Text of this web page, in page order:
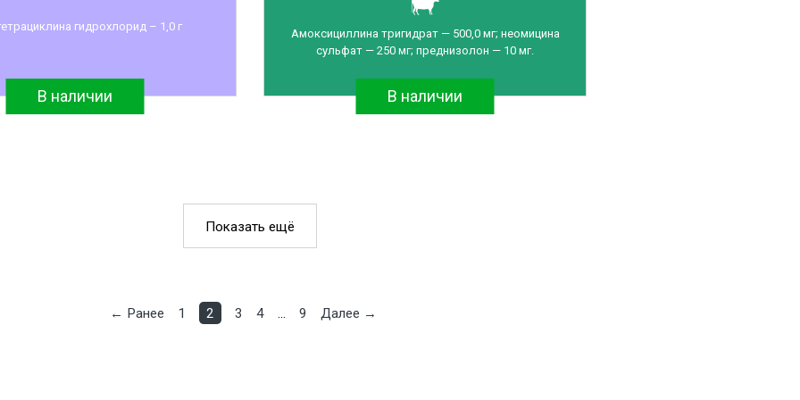
гидрохлорид – 1,0 г
В наличии
Амоксициллина тригидрат — 500,0 мг; неомицина
сульфат — 250 мг; преднизолон — 10 мг.
В наличии
Показать ещё
← Ранее 1 2 3 4 … 9 Далее →